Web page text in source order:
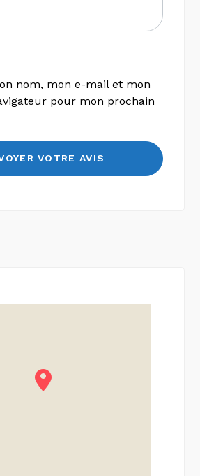
nom, mon e-mail et mon
pour mon prochain